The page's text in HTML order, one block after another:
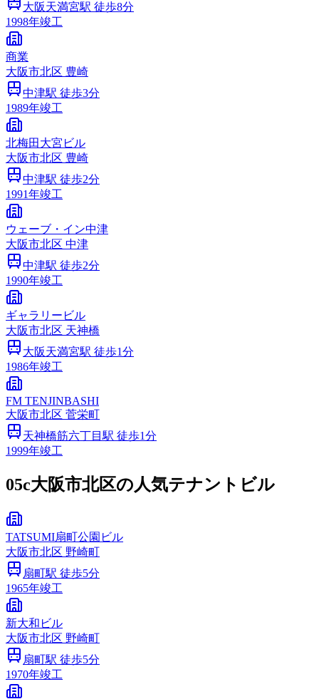
大阪天満宮駅 徒歩8分
1998年竣工
商業
大阪市北区 豊崎
中津駅 徒歩3分
1989年竣工
北梅田大宮ビル
大阪市北区 豊崎
中津駅 徒歩2分
1991年竣工
ウェーブ・イン中津
大阪市北区 中津
中津駅 徒歩2分
1990年竣工
ギャラリービル
大阪市北区 天神橋
大阪天満宮駅 徒歩1分
1986年竣工
FM TENJINBASHI
大阪市北区 菅栄町
天神橋筋六丁目 駅 徒歩1分
1999年竣工
05c大阪市北区の人気テナントビル
TATSUMI扇町公園ビル
大阪市北区 野崎町
扇町駅 徒歩5分
1965年竣工
新大和ビル
大阪市北区 野崎町
扇町駅 徒歩5分
1970年竣工